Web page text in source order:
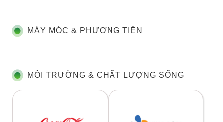
MÁY MÓC & PHƯƠNG TIỆN
MÔI TRƯỜNG & CHẤT LƯỢNG SỐNG